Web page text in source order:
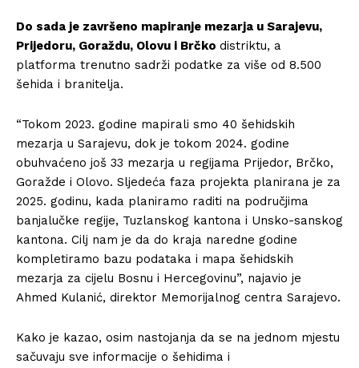
Do sada je završeno mapiranje mezarja u Sarajevu,
Prijedoru, Goraždu, Olovu i Brčko distriktu, a
platforma trenutno sadrži podatke za više od 8.500
šehida i branitelja.
“Tokom 2023. godine mapirali smo 40 šehidskih
mezarja u Sarajevu, dok je tokom 2024. godine
obuhvaćeno još 33 mezarja u regijama Prijedor, Brčko,
Goražde i Olovo. Sljedeća faza projekta planirana je za
2025. godinu, kada planiramo raditi na područjima
banjalučke regije, Tuzlanskog kantona i Unsko-sanskog
kantona. Cilj nam je da do kraja naredne godine
kompletiramo bazu podataka i mapa šehidskih
mezarja za cijelu Bosnu i Hercegovinu”, najavio je
Ahmed Kulanić, direktor Memorijalnog centra Sarajevo.
Kako je kazao, osim nastojanja da se na jednom mjestu
sačuvaju sve informacije o šehidima i